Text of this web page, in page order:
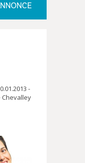
-
Chevalley